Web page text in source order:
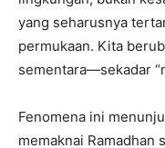
yang seharusnya
permukaan. Kita
sementara—sekadar
Fenomena ini
memaknai Ramadhan